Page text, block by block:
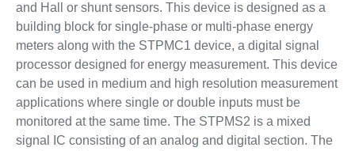
and Hall or shunt sensors. This device is designed as a
building block for single-phase or multi-phase energy
meters along with the STPMC1 device, a digital signal
processor designed for energy measurement. This device
can be used in medium and high resolution measurement
applications where single or double inputs must be
monitored at the same time. The STPMS2 is a mixed
signal IC consisting of an analog and digital section. The